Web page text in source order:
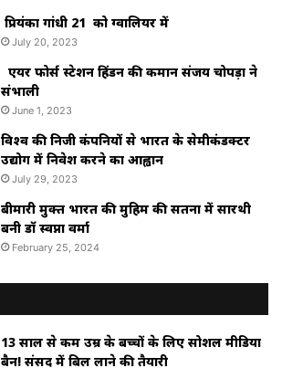
प्रियंका गांधी 21 को ग्वालियर में
July 20, 2023
एयर फोर्स स्टेशन हिंडन की कमान संजय चोपड़ा ने
संभाली
June 1, 2023
विश्‍व की निजी कंपनियों से भारत के सेमीकंडक्टर
उद्योग में निवेश करने का आह्वान
July 29, 2023
बीमारी मुक्त भारत की मुहिम की सतना में सारथी
बनी डाॅ स्वप्ना वर्मा
February 25, 2024
13 साल से कम उम्र के बच्चों के लिए सोशल मीडिया
बैन! संसद में बिल लाने की तैयारी